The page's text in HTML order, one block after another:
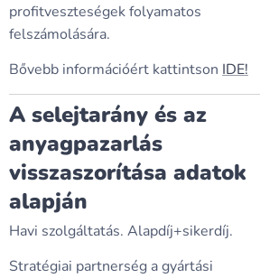
profitveszteségek folyamatos
felszámolására.
Bővebb információért kattintson IDE!
A selejtarány és az
anyagpazarlás
visszaszorítása adatok
alapján
Havi szolgáltatás. Alapdíj+sikerdíj.
Stratégiai partnerség a gyártási